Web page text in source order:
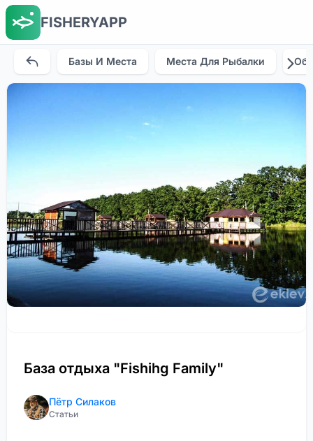
FISHERYAPP
Базы И Места Места Для Рыбалки
База отдыха "Fishihg Family"
Пётр Силаков
Статьи